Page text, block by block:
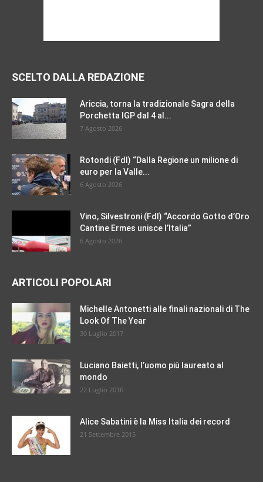
SCELTO DALLA REDAZIONE
Ariccia, torna la tradizionale Sagra della
Porchetta IGP dal 4 al...
7 Agosto 2026
Rotondi (FdI) “Dalla Regione un milione di
euro per la Valle...
6 Agosto 2026
Vino, Silvestroni (FdI) “Accordo Gotto d’Oro
Cantine Ermes unisce l’Italia”
6 Agosto 2026
ARTICOLI POPOLARI
Michelle Antonetti alle finali nazionali di The
Look Of The Year
30 Luglio 2017
Luciano Baietti, l’uomo più laureato al
mondo
22 Luglio 2016
Alice Sabatini è la Miss Italia dei record
21 Settembre 2015